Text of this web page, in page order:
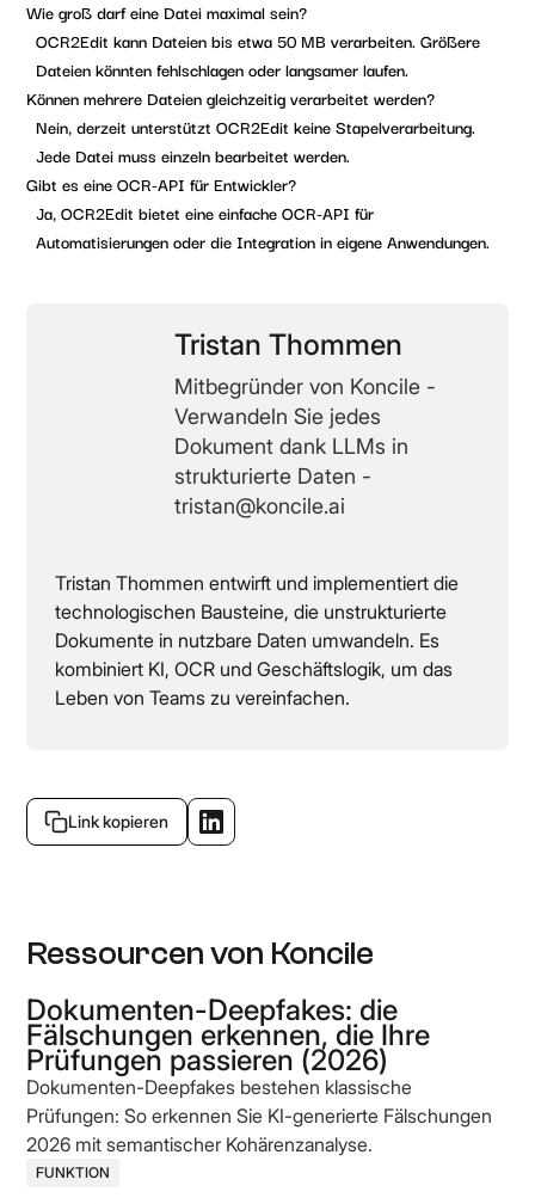
Wie groß darf eine Datei maximal sein?
OCR2Edit kann Dateien bis etwa 50 MBverarbeiten. Größere
Dateien könnten fehlschlagen oder langsamer laufen.
Können mehrere Dateien gleichzeitig verarbeitet werden?
Nein, derzeit unterstützt OCR2Edit keineStapelverarbeitung.
Jede Datei muss einzeln bearbeitet werden.
Gibt es eine OCR-API für Entwickler?
Ja, OCR2Edit bietet eine einfacheOCR-API für
Automatisierungen oder die Integration in eigene Anwendungen.
Tristan Thommen
Mitbegründer von Koncile -
Verwandeln Sie jedes
Dokument dank LLMs in
strukturierte Daten -
tristan@koncile.ai
Tristan Thommen entwirft und implementiert die
technologischen Bausteine, die unstrukturierte
Dokumente in nutzbare Daten umwandeln. Es
kombiniert KI, OCR und Geschäftslogik, um das
Leben von Teams zu vereinfachen.
Link kopieren
Ressourcen von Koncile
Dokumenten-Deepfakes: die
Fälschungen erkennen, die Ihre
Prüfungen passieren (2026)
Dokumenten-Deepfakes bestehen klassische
Prüfungen: So erkennen Sie KI-generierte Fälschungen
2026 mit semantischer Kohärenzanalyse.
FUNKTION